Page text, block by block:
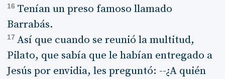
16 Tenían un preso famoso llamado
Barrabás.
17 Así que cuando se reunió la multitud,
Pilato, que sabía que le habían entregado a
Jesús por envidia, les preguntó: --¿A quién